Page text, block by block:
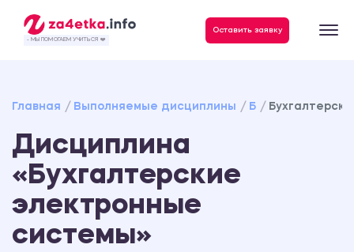
- МЫ ПОМОГАЕМ УЧИТЬСЯ ❤️
Оставить заявку
Главная Выполняемые дисциплины Б
Дисциплина
«Бухгалтерские
электронные
системы»